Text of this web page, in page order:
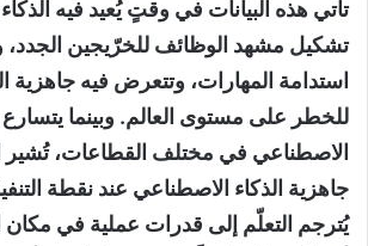
تأتي هذه البيانات في وقتٍ يُعيد فيه
تشكيل مشهد الوظائف للخرّيجين الجدد،
استدامة المهارات، وتتعرض فيه جاهزية
للخطر على مستوى العالم. وبينما يتسارع
الاصطناعي في مختلف القطاعات، تُشير
جاهزية الذكاء الاصطناعي عند نقطة
يُترجم التعلّم إلى قدرات عملية في مكان